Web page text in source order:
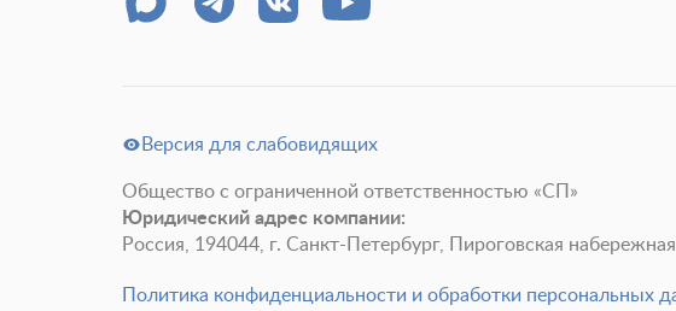
Версия для слабовидящих
Общество с ограниченной ответственностью «СП»
Юридический адрес компании:
Россия, 194044, г. Санкт-Петербург, Пироговская
Политика конфиденциальности и обработки